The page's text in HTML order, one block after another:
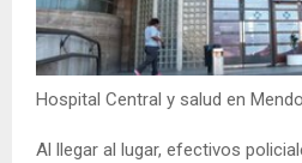
Hospital Central y salud en
Al llegar al lugar, efectivos